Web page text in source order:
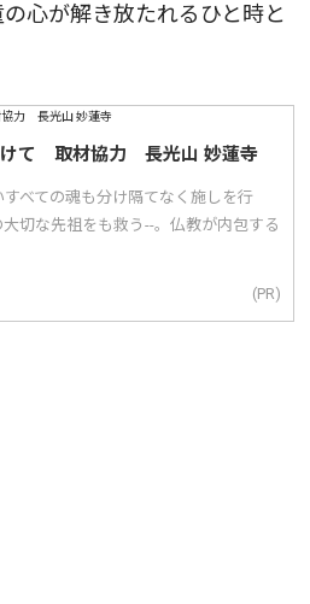
心が解き放たれるひと時と
けて 取材協力 長光山 妙蓮寺
べての魂も分け隔てなく施しを行
切な先祖をも救う--。仏教が内包する
(PR)